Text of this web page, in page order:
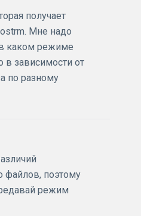
получает
Мне надо
каком режиме
в зависимости от
по разному
файлов, поэтому
режим